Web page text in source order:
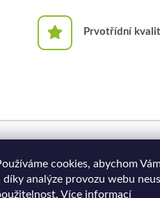
cookies, abychom
díky analýze provozu webu
Více informací
Prvotřídní
údajů